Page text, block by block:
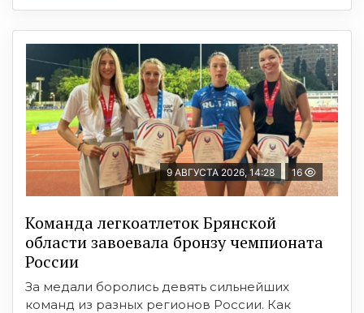
9 АВГУСТА 2026, 14:28 16
Команда легкоатлеток Брянской
области завоевала бронзу чемпионата
России
За медали боролись девять сильнейших
команд из разных регионов России. Как